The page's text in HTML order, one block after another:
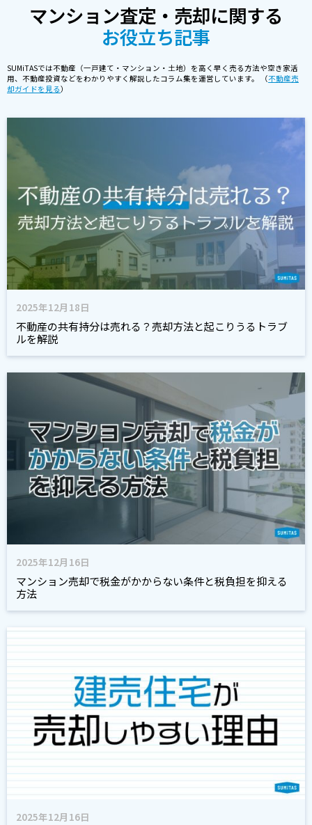
マンション査定・売却に関する
お役立ち記事
SUMiTASでは不動産（一戸建て・マンション・土地）を高く早く売る方法や空き家活
用、不動産投資などをわかりやすく解説したコラム集を運営しています。 （不動産売
却ガイドを見る）
2025年12月18日
不動産の共有持分は売れる？売却方法と起こりうるトラブ
ルを解説
2025年12月16日
マンション売却で税金がかからない条件と税負担を抑える
方法
2025年12月16日